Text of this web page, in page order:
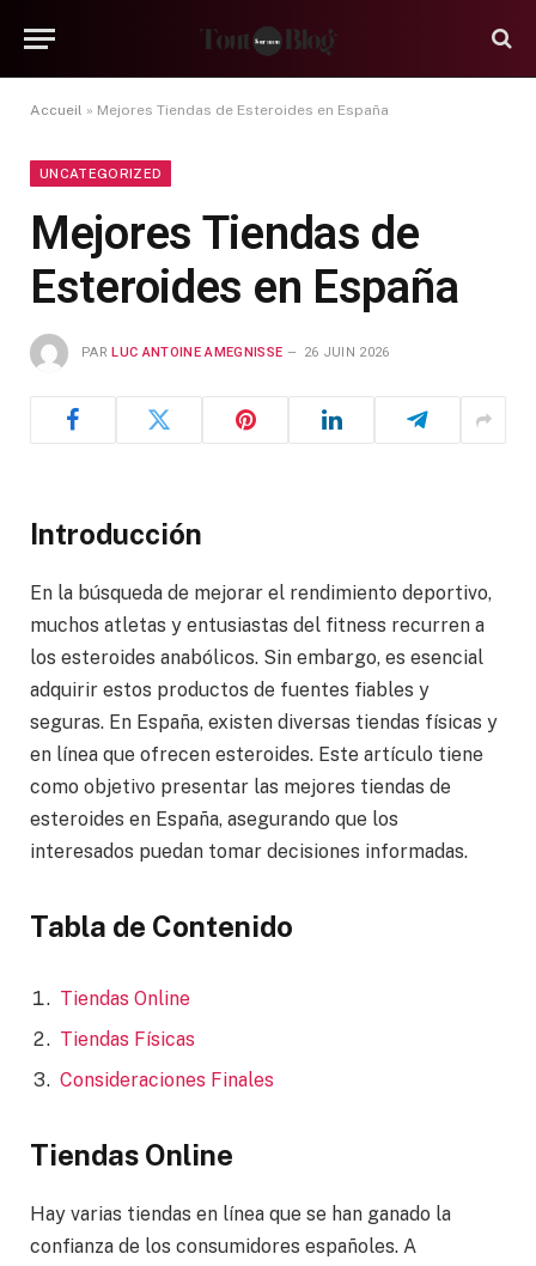
Accueil » Mejores Tiendas de Esteroides en España
UNCATEGORIZED
Mejores Tiendas de
Esteroides en España
PAR LUC ANTOINE AMEGNISSE 26 JUIN 2026
Introducción
En la búsqueda de mejorar el rendimiento deportivo,
muchos atletas y entusiastas del fitness recurren a
los esteroides anabólicos. Sin embargo, es esencial
adquirir estos productos de fuentes fiables y
seguras. En España, existen diversas tiendas físicas y
en línea que ofrecen esteroides. Este artículo tiene
como objetivo presentar las mejores tiendas de
esteroides en España, asegurando que los
interesados puedan tomar decisiones informadas.
Tabla de Contenido
Tiendas Online
Tiendas Físicas
Consideraciones Finales
Tiendas Online
Hay varias tiendas en línea que se han ganado la
confianza de los consumidores españoles. A